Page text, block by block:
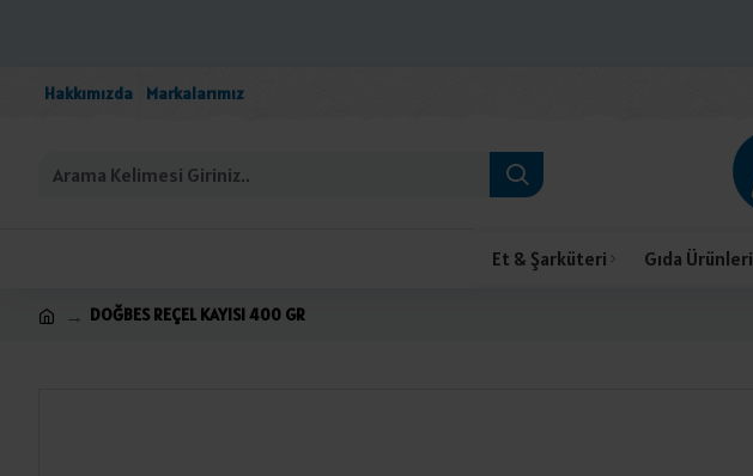
Hakkımızda Markalarımız
Et & Şarküteri Gıda Ürünleri
DOĞBES REÇEL KAYISI 400 GR